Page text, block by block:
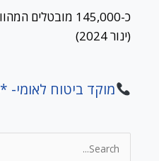
(ינור 2024)
מוקד ביטוח לאומי- *6050
Search